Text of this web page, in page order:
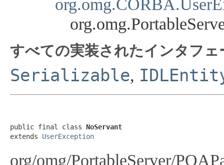
すべての実装されたインタフェ
Serializable,
public final class NoServant
extends UserException
org/omg/PortableServer/